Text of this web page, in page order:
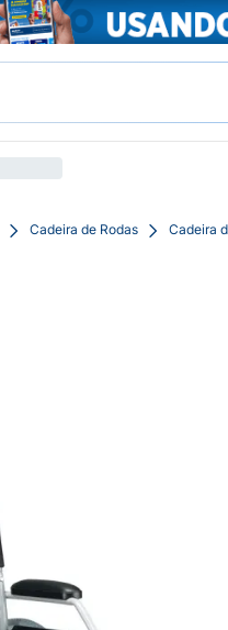
Cadeira de Rodas Cadeira